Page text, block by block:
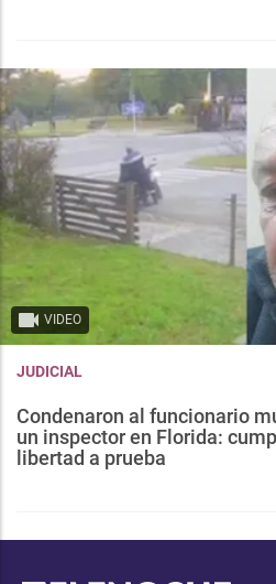
VIDEO
JUDICIAL
Condenaron al funcionario
un inspector en Florida:
libertad a prueba